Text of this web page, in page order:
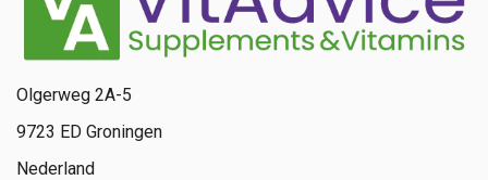
Olgerweg 2A-5
9723 ED Groningen
Nederland